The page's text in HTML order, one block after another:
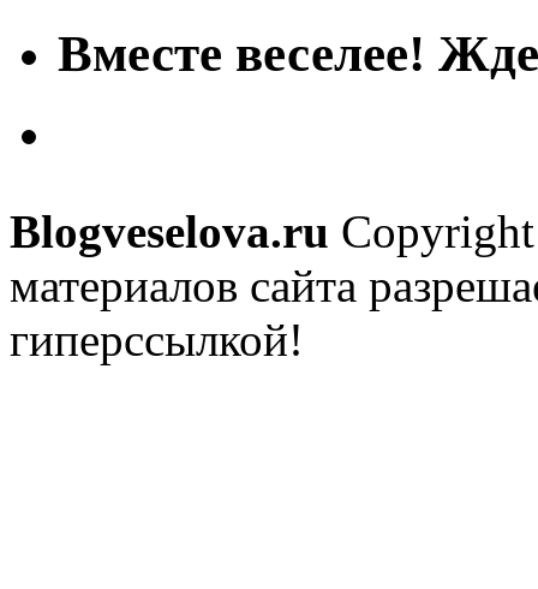
Вместе веселее!
Blogveselova.ru
материалов сайта
гиперссылкой!